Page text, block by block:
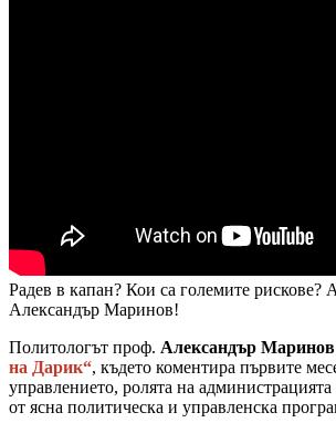
Радев в капан? Кои са големите рискове?
Александър Маринов!
Политологът проф. Александър Маринов
на Дарик“, където коментира първите
управлението, ролята на
от ясна политическа и управленска